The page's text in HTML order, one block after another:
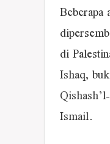
di
Ishaq,
Ismail.